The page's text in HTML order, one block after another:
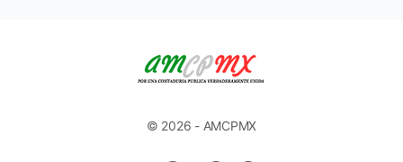
© 2026 - AMCPMX